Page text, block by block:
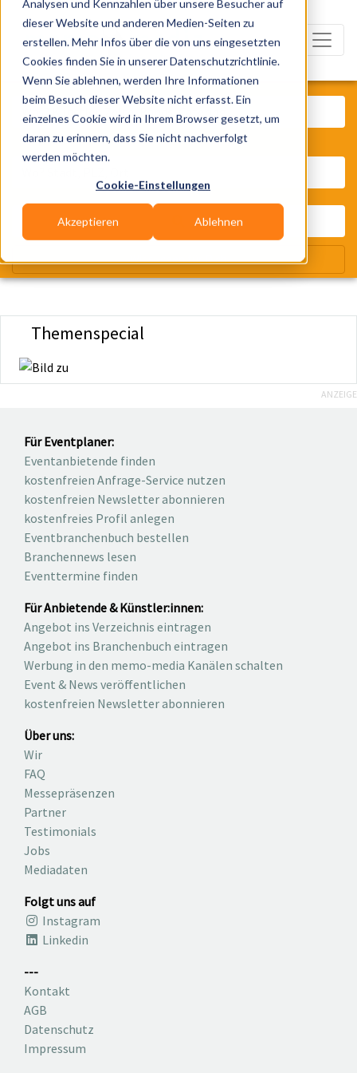
Analysen und Kennzahlen über unsere Besucher auf
dieser Website und anderen Medien-Seiten zu
erstellen. Mehr Infos über die von uns eingesetzten
Cookies finden Sie in unserer Datenschutzrichtlinie.
Wenn Sie ablehnen, werden Ihre Informationen
beim Besuch dieser Website nicht erfasst. Ein
einzelnes Cookie wird in Ihrem Browser gesetzt, um
daran zu erinnern, dass Sie nicht nachverfolgt
werden möchten.
Cookie-Einstellungen
Akzeptieren Ablehnen
Themenspecial
Was? Künstler, Zelte, Bands,
Wir suchen für Dich
ANZEIGE
Für Eventplaner:
Eventanbietende finden
kostenfreien Anfrage-Service nutzen
kostenfreien Newsletter abonnieren
kostenfreies Profil anlegen
Eventbranchenbuch bestellen
Branchennews lesen
Eventtermine finden
Für Anbietende & Künstler:innen:
Angebot ins Verzeichnis eintragen
Angebot ins Branchenbuch eintragen
Werbung in den memo-media Kanälen schalten
Event & News veröffentlichen
kostenfreien Newsletter abonnieren
Über uns:
Wir
FAQ
Messepräsenzen
Partner
Testimonials
Jobs
Mediadaten
Folgt uns auf
Instagram
Linkedin
---
Kontakt
AGB
Datenschutz
Impressum